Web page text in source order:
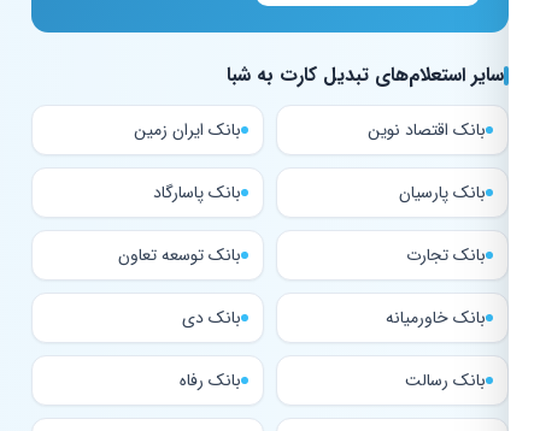
سایر استعلام‌های تبدیل کارت به شبا
بانک اقتصاد نوین بانک ایران زمین
بانک پارسیان بانک پاسارگاد
بانک تجارت بانک توسعه تعاون
بانک خاورمیانه بانک دی
بانک رسالت بانک رفاه